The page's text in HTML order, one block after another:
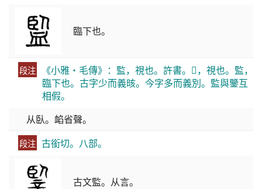
臨下也。
段注
《小雅・毛傳》：監，視也。許書。𥌈，視也。監，
臨下也。古字少而義晐。今字多而義別。監與鑒互
相假。
从臥。䘓省聲。
段注 古銜切。八部。
古文監。从言。